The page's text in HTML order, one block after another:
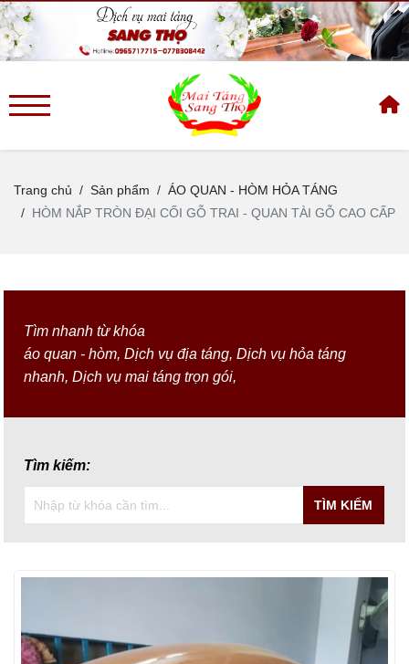
Trang chủ Sản phẩm
ÁO QUAN - HÒM HỎA TÁNG
HÒM NẮP TRÒN ĐẠI CỐI GỖ TRAI - QUAN TÀI GỖ CAO CẤP
Tìm nhanh từ khóa
áo quan - hòm,Dịch vụ địa táng,Dịch vụ hỏa táng
nhanh,Dịch vụ mai táng trọn gói,
Tìm kiếm:
TÌM KIẾM